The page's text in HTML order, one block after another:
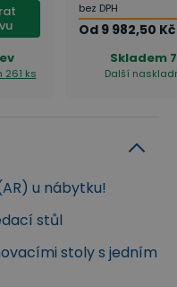
okolností!
systémem
proti pevným
systém), ale i proti
261 ks
bez DPH
Od 9 982,50 Kč
Skladem
Další
u nábytku!
stůl
stoly s jedním